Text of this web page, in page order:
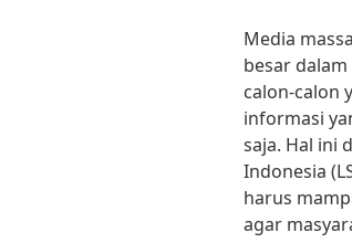
Media
besar
calon-calon
informasi
saja. Hal ini
Indonesia
harus
agar